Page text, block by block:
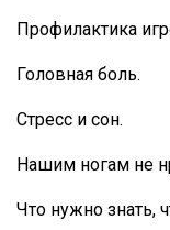
Профилактика
Головная боль.
Стресс и сон.
Нашим ногам не
Что нужно знать,